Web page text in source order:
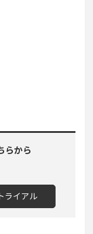
らから
ライアル